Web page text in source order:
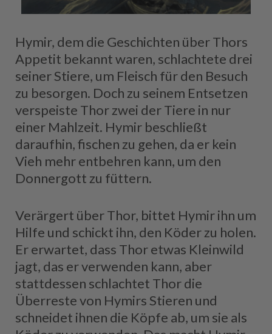
Hymir, dem die Geschichten über Thors
Appetit bekannt waren, schlachtete drei
seiner Stiere, um Fleisch für den Besuch
zu besorgen. Doch zu seinem Entsetzen
verspeiste Thor zwei der Tiere in nur
einer Mahlzeit. Hymir beschließt
daraufhin, fischen zu gehen, da er kein
Vieh mehr entbehren kann, um den
Donnergott zu füttern.
Verärgert über Thor, bittet Hymir ihn um
Hilfe und schickt ihn, den Köder zu holen.
Er erwartet, dass Thor etwas Kleinwild
jagt, das er verwenden kann, aber
stattdessen schlachtet Thor die
Überreste von Hymirs Stieren und
schneidet ihnen die Köpfe ab, um sie als